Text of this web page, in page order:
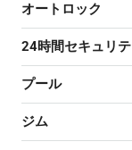
オートロック
24時間セキュリ
プール
ジム